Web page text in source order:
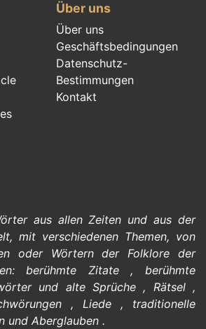
Über uns
Über uns
Geschäftsbedingungen
Datenschutz-
Bestimmungen
Kontakt
aus allen Zeiten und aus der
mit verschiedenen Themen, von
oder Wörtern derFolklore der
berühmte Zitate,berühmte
und alte Sprüche, Rätsel,
, Liede , traditionelle
und Aberglauben .